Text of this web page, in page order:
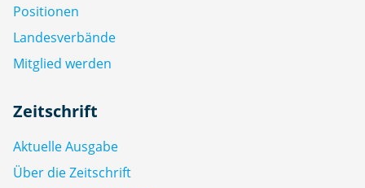
Positionen
Landesverbände
Mitglied werden
Zeitschrift
Aktuelle Ausgabe
Über die Zeitschrift